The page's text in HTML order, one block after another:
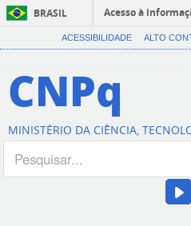
BRASIL
Acesso à
ACESSIBILIDADE ALTO
CNPq
MINISTÉRIO DA CIÊNCIA,